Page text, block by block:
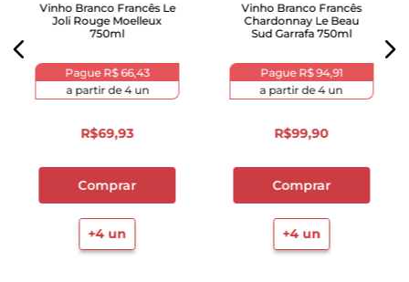
Vinho Branco Francês Le
Joli Rouge Moelleux
750ml
Pague R$ 66,43
a partir de4un
R$69,93
Comprar
+4un
Vinho Branco Francês
Chardonnay Le Beau
Sud Garrafa 750ml
Pague R$ 94,91
a partir de4un
R$99,90
Comprar
+4un